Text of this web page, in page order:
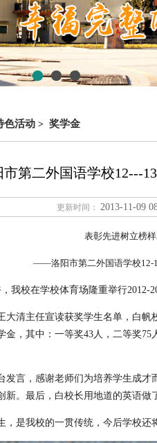
色活动 > 奖学金
市第二外国语学校12---
更新时间： 2013-11-09
表彰先进树立榜
——洛阳市第二外国语学校12-
我校在学校体育场隆重举行2012-
清主任宣读获奖学生名单，白
，其中：一等奖43人，二等奖
发言，感谢老师们为培养学生成
。最后，白校长用地道的英语做
是我校的一贯传统，今后学校